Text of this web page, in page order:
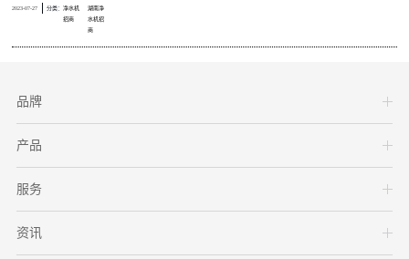
2023-07-27 分类： 净水机
招商
湖南净
水机招
商
品牌
产品
服务
资讯